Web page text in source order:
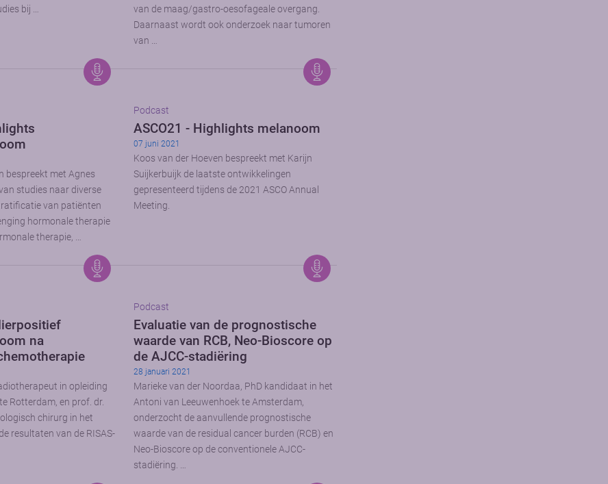
bij …
van de maag/gastro-oesofageale overgang.
Daarnaast wordt ook onderzoek naar tumoren
van …
bespreekt met Agnes
studies naar diverse
van patiënten
hormonale therapie
therapie, …
Podcast
ASCO21 - Highlights melanoom
07 juni 2021
Koos van der Hoeven bespreekt met Karijn
Suijkerbuijk de laatste ontwikkelingen
gepresenteerd tijdens de 2021 ASCO Annual
Meeting.
na
in opleiding
Rotterdam, en prof. dr.
chirurg in het
resultaten van de RISAS-
Podcast
Evaluatie van de prognostische
waarde van RCB, Neo-Bioscore op
de AJCC-stadiëring
28 januari 2021
Marieke van der Noordaa, PhD kandidaat in het
Antoni van Leeuwenhoek te Amsterdam,
onderzocht de aanvullende prognostische
waarde van de residual cancer burden (RCB) en
Neo-Bioscore op de conventionele AJCC-
stadiëring. …